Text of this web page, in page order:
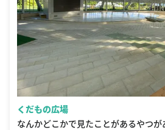
くだもの広場
なんかどこかで見たことがあるやつが